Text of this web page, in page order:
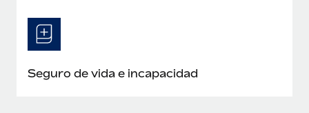
Seguro de vida e incapacidad